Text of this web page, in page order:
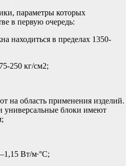
параметры которых
в первую очередь:
находиться в пределах 1350-
250 кг/см2;
на область применения изделий.
универсальные блоки имеют
Вт/м∙°С;